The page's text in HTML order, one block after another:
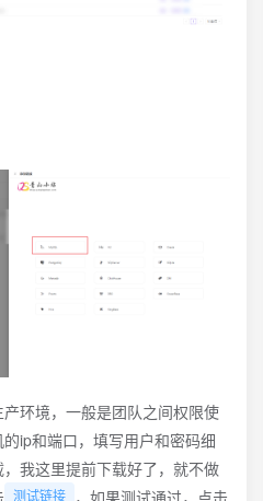
环境，一般是团队之间权限使
ip和端口，填写用户和密码细
我这里提前下载好了，就不做
测试链接 ，如果测试通过，点击